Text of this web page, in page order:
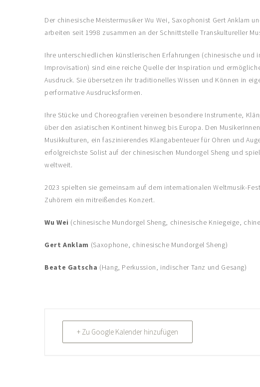
Der chinesische Meistermusiker Wu Wei, Saxophonist Gert Anklam
arbeiten seit 1998 zusammen an der Schnittstelle Transkultureller
Ihre unterschiedlichen künstlerischen Erfahrungen (chinesische und
Improvisation) sind eine reiche Quelle der Inspiration und
Ausdruck. Sie übersetzen ihr traditionelles Wissen und Können in
performative Ausdrucksformen.
Ihre Stücke und Choreografien vereinen besondere Instrumente,
über den asiatischen Kontinent hinweg bis Europa. Den
Musikkulturen, ein faszinierendes Klangabenteuer für Ohren und
erfolgreichste Solist auf der chinesischen Mundorgel Sheng und
weltweit.
2023 spielten sie gemeinsam auf dem internationalen Weltmusik-
Zuhörern ein mitreißendes Konzert.
Wu Wei (chinesische Mundorgel Sheng, chinesische Kniegeige,
Gert Anklam (Saxophone, chinesische Mundorgel Sheng)
Beate Gatscha (Hang, Perkussion, indischer Tanz und Gesang)
+ Zu Google Kalender hinzufügen